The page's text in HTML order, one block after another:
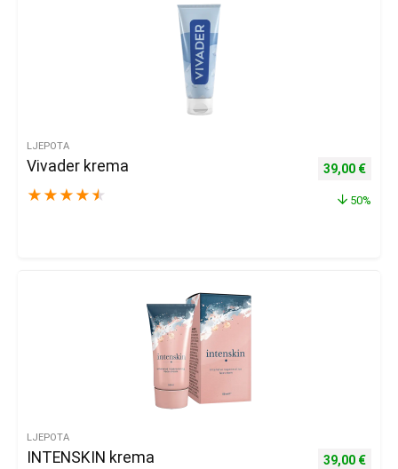
LJEPOTA
Vivader krema
★ ★ ★ ★ ★
Izvorna
39,00 €
50%
LJEPOTA
INTENSKIN krema
Izvorna
39,00 €